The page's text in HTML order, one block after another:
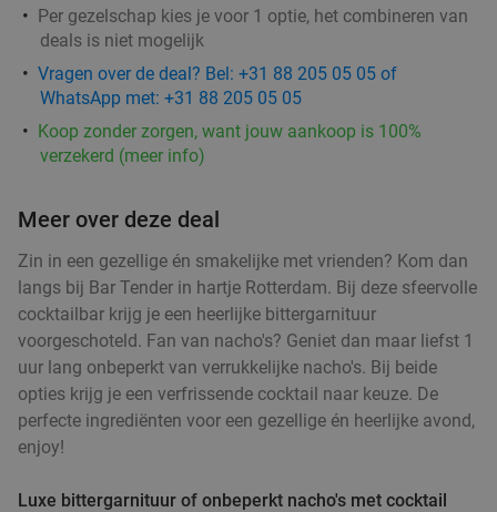
Kaapverdisch 3-gangendiner à la carte bij
Restobar Ta Lois
Vandaag Morgen Do
Vr
Rotterdam
€24 ,50
40%
Lunch voor 2 bij Fletcher Hotels
Fletcher Hotels
Rotterdam
Per gezelschap kies je voor 1 optie, het combineren van
deals is niet mogelijk
Vragen over de deal? Bel: +31 88 205 05 05 of
WhatsApp met: +31 88 205 05 05
Koop zonder zorgen, want jouw aankoop is 100%
verzekerd (meer info)
Meer over deze deal
Zin in een gezellige én smakelijke met vrienden? Kom dan
langs bij Bar Tender in hartje Rotterdam. Bij deze sfeervolle
cocktailbar krijg je een heerlijke bittergarnituur
voorgeschoteld. Fan van nacho's? Geniet dan maar liefst 1
uur lang onbeperkt van verrukkelijke nacho's. Bij beide
opties krijg je een verfrissende cocktail naar keuze. De
perfecte ingrediënten voor een gezellige én heerlijke avond,
enjoy!
Luxe bittergarnituur of onbeperkt nacho's met cocktail